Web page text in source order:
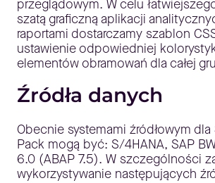
przeglądowym. W celu
szatą graficzną aplikacji
raportami dostarczamy szablon
ustawienie odpowiedniej
elementów obramowań dla całej
Źródła danych
Obecnie systemami źródłowym dla
Pack mogą być: S/4HANA, SAP
6.0 (ABAP 7.5). W szczególności
wykorzystywanie następujących